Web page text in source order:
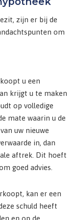
zijn er bij de
om
u een
krijgt u te maken
op volledige
mate waarin u de
uw nieuwe
in, dan
aftrek. Dit hoeft
goed advies.
kan er een
schuld heeft